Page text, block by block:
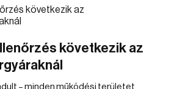
következik az
– minden működési területet